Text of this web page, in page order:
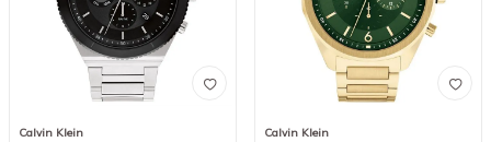
Calvin Klein Calvin Klein